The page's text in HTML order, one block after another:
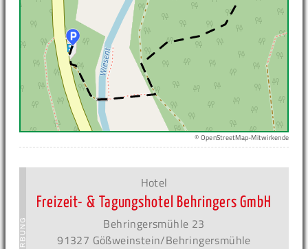
© OpenStreetMap-Mitwirkende
Hotel
Freizeit- & Tagungshotel Behringers GmbH
Behringersmühle 23
91327 Gößweinstein/Behringersmühle